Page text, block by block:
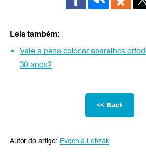
Leia também:
Vale a pena colocar aparelhos
30 anos?
<< Back
Autor do artigo: Evgenia Lebzak